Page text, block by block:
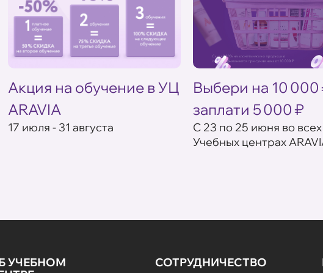
Акция на обучение в УЦ
ARAVIA
17 июля - 31 августа
Выбери на 10
заплати 5 000 ₽
С 23 по 25 июня во всех
Учебных центрах
УЧЕБНОМ
СОТРУДНИЧЕСТВО